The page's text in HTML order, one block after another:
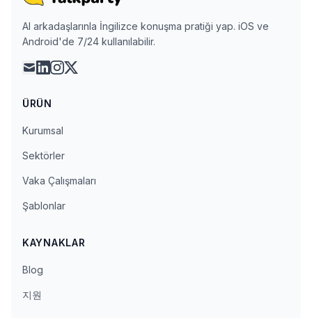
AI arkadaşlarınla İngilizce konuşma pratiği yap. iOS ve
Android'de 7/24 kullanılabilir.
maillinkedin
instagram
x
ÜRÜN
Kurumsal
Sektörler
Vaka Çalışmaları
Şablonlar
KAYNAKLAR
Blog
지원